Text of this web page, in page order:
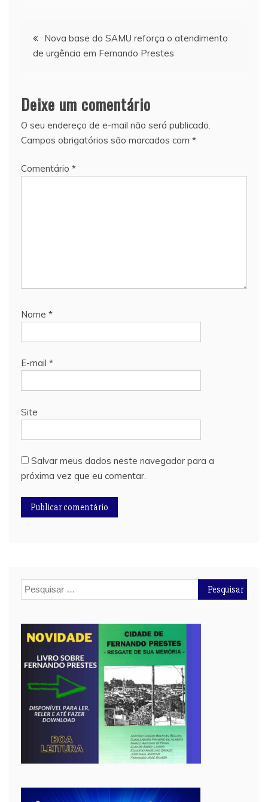
Navegação
de
Post
Nova base do SAMU reforça o atendimento
de urgência em Fernando Prestes
Deixe um comentário
O seu endereço de e-mail não será publicado.
Campos obrigatórios são marcados com *
Comentário *
Nome *
E-mail *
Site
Salvar meus dados neste navegador para a
próxima vez que eu comentar.
Pesquisar
por: